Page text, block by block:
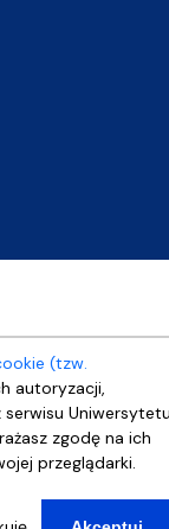
(tzw.
autoryzacji,
zgodę na ich
przeglądarki.